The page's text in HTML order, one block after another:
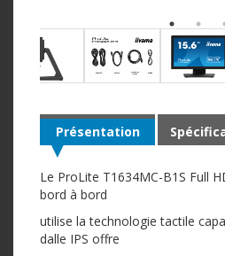
Présentation
Le ProLite T1634MC-B1S Full
bord à bord
utilise la technologie tactile
dalle IPS offre